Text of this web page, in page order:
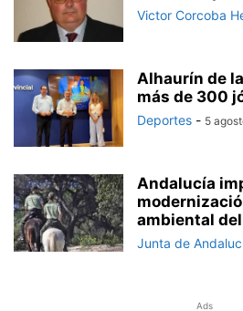
Victor Corcoba
Alhaurín de
más de 300
Deportes - 5
Andalucía
ambiental
Junta de
Ads